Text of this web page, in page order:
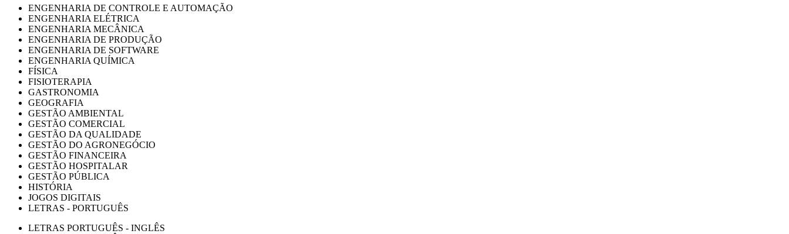
ENGENHARIA DE CONTROLE E AUTOMAÇÃO
ENGENHARIA ELÉTRICA
ENGENHARIA MECÂNICA
ENGENHARIA DE PRODUÇÃO
ENGENHARIA DE SOFTWARE
ENGENHARIA QUÍMICA
FÍSICA
FISIOTERAPIA
GASTRONOMIA
GEOGRAFIA
GESTÃO AMBIENTAL
GESTÃO COMERCIAL
GESTÃO DA QUALIDADE
GESTÃO DO AGRONEGÓCIO
GESTÃO FINANCEIRA
GESTÃO HOSPITALAR
GESTÃO PÚBLICA
HISTÓRIA
JOGOS DIGITAIS
LETRAS - PORTUGUÊS
LETRAS PORTUGUÊS - INGLÊS